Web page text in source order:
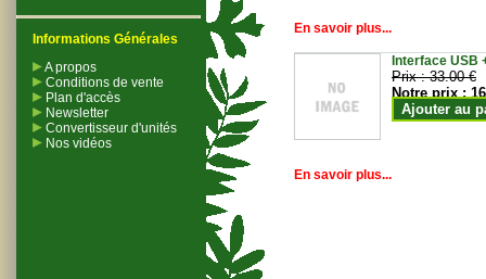
Informations Générales
A propos
Conditions de vente
Plan d'accès
Newsletter
Convertisseur d'unités
Nos vidéos
En savoir plus...
Interface USB
Prix :33.00 €
Notre prix :
Ajouter au
En savoir plus...